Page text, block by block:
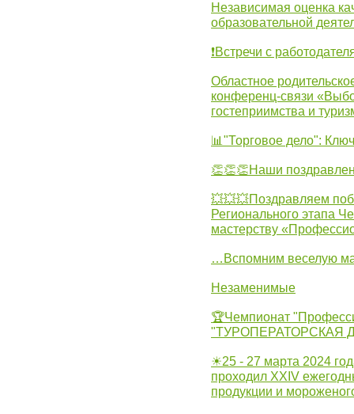
Независимая оценка
образовательной
❗Встречи с
Областное
конференц-связи
гостеприимства и
📊"Торговое дело":
👏👏👏Наши
💥💥💥Поздравляем
Регионального этапа
мастерству
…Вспомним веселую
Незаменимые
🏆Чемпионат
"ТУРОПЕРАТОРСКАЯ
☀25 - 27 марта 2024
проходил XXIV
продукции и